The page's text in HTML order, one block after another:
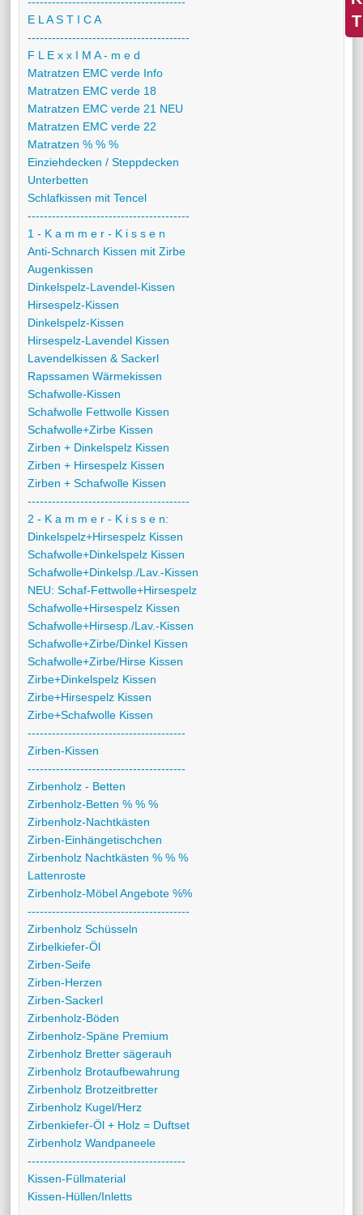
E L A S T I C A
----------------------------------------
F L E x x I M A - m e d
Matratzen EMC verde Info
Matratzen EMC verde 18
Matratzen EMC verde 21 NEU
Matratzen EMC verde 22
Matratzen % % %
Einziehdecken / Steppdecken
Unterbetten
Schlafkissen mit Tencel
----------------------------------------
1 - K a m m e r - K i s s e n
Anti-Schnarch Kissen mit Zirbe
Augenkissen
Dinkelspelz-Lavendel-Kissen
Hirsespelz-Kissen
Dinkelspelz-Kissen
Hirsespelz-Lavendel Kissen
Lavendelkissen & Sackerl
Rapssamen Wärmekissen
Schafwolle-Kissen
Schafwolle Fettwolle Kissen
Schafwolle+Zirbe Kissen
Zirben + Dinkelspelz Kissen
Zirben + Hirsespelz Kissen
Zirben + Schafwolle Kissen
----------------------------------------
2 - K a m m e r - K i s s e n:
Dinkelspelz+Hirsespelz Kissen
Schafwolle+Dinkelspelz Kissen
Schafwolle+Dinkelsp./Lav.-Kissen
NEU: Schaf-Fettwolle+Hirsespelz
Schafwolle+Hirsespelz Kissen
Schafwolle+Hirsesp./Lav.-Kissen
Schafwolle+Zirbe/Dinkel Kissen
Schafwolle+Zirbe/Hirse Kissen
Zirbe+Dinkelspelz Kissen
Zirbe+Hirsespelz Kissen
Zirbe+Schafwolle Kissen
---------------------------------------
Zirben-Kissen
---------------------------------------
Zirbenholz - Betten
Zirbenholz-Betten % % %
Zirbenholz-Nachtkästen
Zirben-Einhängetischchen
Zirbenholz Nachtkästen % % %
Lattenroste
Zirbenholz-Möbel Angebote %%
----------------------------------------
Zirbenholz Schüsseln
Zirbelkiefer-Öl
Zirben-Seife
Zirben-Herzen
Zirben-Sackerl
Zirbenholz-Böden
Zirbenholz-Späne Premium
Zirbenholz Bretter sägerauh
Zirbenholz Brotaufbewahrung
Zirbenholz Brotzeitbretter
Zirbenholz Kugel/Herz
Zirbenkiefer-Öl + Holz = Duftset
Zirbenholz Wandpaneele
---------------------------------------
Kissen-Füllmaterial
Kissen-Hüllen/Inletts
T